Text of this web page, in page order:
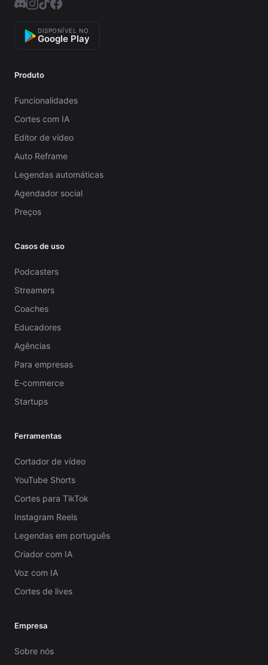
DISPONÍVEL NO
Google Play
Produto
Funcionalidades
Cortes com IA
Editor de vídeo
Auto Reframe
Legendas automáticas
Agendador social
Preços
Casos de uso
Podcasters
Streamers
Coaches
Educadores
Agências
Para empresas
E-commerce
Startups
Ferramentas
Cortador de vídeo
YouTube Shorts
Cortes para TikTok
Instagram Reels
Legendas em português
Criador com IA
Voz com IA
Cortes de lives
Empresa
Sobre nós